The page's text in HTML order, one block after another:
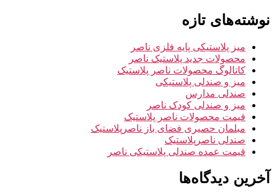
نوشته‌های تازه
میز پلاستیکی پایه فلزی ناصر
محصولات جدید پلاستیک ناصر
کاتالوگ محصولات ناصر پلاستیک
میز و صندلی پلاستیکی
صندلی مدارس
میز و صندلی کودک ناصر
قیمت محصولات ناصر پلاستیک
مبلمان حصیری فضای باز ناصرپلاستیک
صندلی ناصرپلاستیک
قیمت عمده صندلی پلاستیکی ناصر
آخرین دیدگاه‌ها